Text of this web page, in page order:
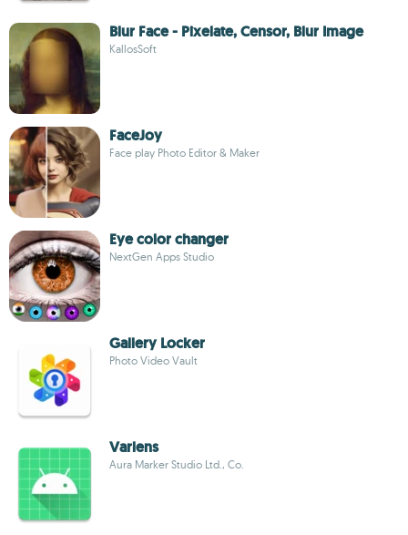
Blur Face - Pixelate, Censor, Blur Image
KallosSoft
FaceJoy
Face play Photo Editor & Maker
Eye color changer
NextGen Apps Studio
Gallery Locker
Photo Video Vault
Varlens
Aura Marker Studio Ltd., Co.